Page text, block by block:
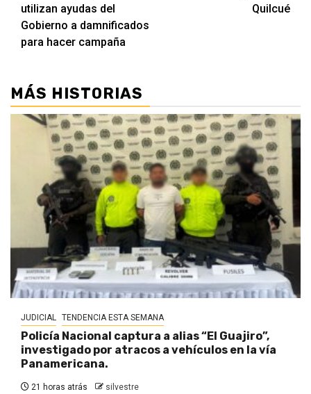
utilizan ayudas del
Gobierno a damnificados
para hacer campaña
Quilcué
MÁS HISTORIAS
JUDICIAL TENDENCIA ESTA SEMANA
Policía Nacional captura a alias “El Guajiro”,
investigado por atracos a vehículos en la vía
Panamericana.
21 horas atrás silvestre